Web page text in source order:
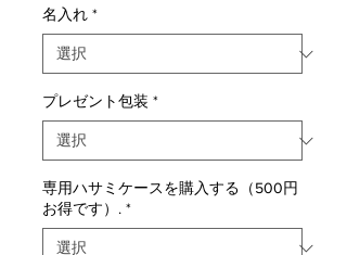
名入れ *
プレゼント包装 *
専用ハサミケースを購入する（500円
お得です）. *